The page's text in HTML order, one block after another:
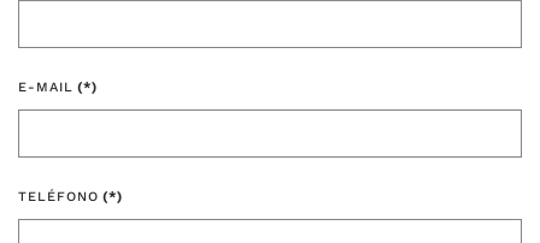
E-MAIL (*)
TELÉFONO (*)